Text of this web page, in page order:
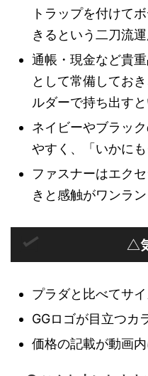
トラップを付けて
きるという二刀流
通帳・現金など貴
として常備してお
ルダーで持ち出す
ネイビーやブラッ
やすく、「いかに
ファスナーはエク
きと感触がワンラ
△
プラダと比べてサ
GGロゴが目立つカ
価格の記載が動画